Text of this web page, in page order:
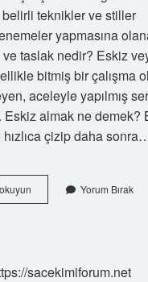
belirli teknikler ve stiller
yapmasına
ve taslak nedir? Eskiz
bitmiş bir çalışma
aceleyle yapılmış
Eskiz almak ne demek?
çizip daha
Eskiz
Nedir
Yorum Bırak
sacekimiforum.net